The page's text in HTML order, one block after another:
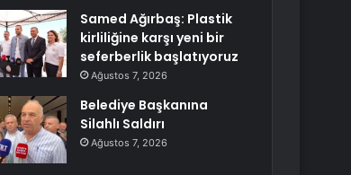
Samed Ağırbaş: Plastik
kirliliğine karşı yeni bir
seferberlik başlatıyoruz
Ağustos 7, 2026
Belediye Başkanına
Silahlı Saldırı
Ağustos 7, 2026